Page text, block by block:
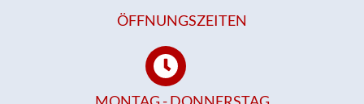
ÖFFNUNGSZEITEN